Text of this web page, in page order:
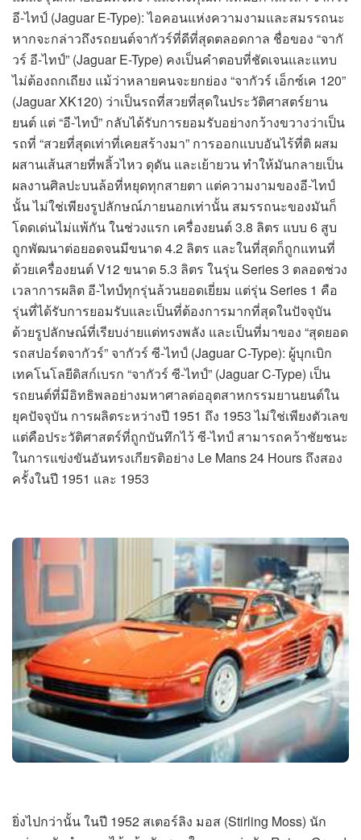
อี-ไทป์ (Jaguar E-Type): ไอคอนแห่งความงามและสมรรถนะ
หากจะกล่าวถึงรถยนต์จากัวร์ที่ดีที่สุดตลอดกาล ชื่อของ “จากั
วร์ อี-ไทป์” (Jaguar E-Type) คงเป็นคำตอบที่ชัดเจนและแทบ
ไม่ต้องถกเถียง แม้ว่าหลายคนจะยกย่อง “จากัวร์ เอ็กซ์เค 120”
(Jaguar XK120) ว่าเป็นรถที่สวยที่สุดในประวัติศาสตร์ยาน
ยนต์ แต่ “อี-ไทป์” กลับได้รับการยอมรับอย่างกว้างขวางว่าเป็น
รถที่ “สวยที่สุดเท่าที่เคยสร้างมา” การออกแบบอันไร้ที่ติ ผสม
ผสานเส้นสายที่พลิ้วไหว ดุดัน และเย้ายวน ทำให้มันกลายเป็น
ผลงานศิลปะบนล้อที่หยุดทุกสายตา แต่ความงามของอี-ไทป์
นั้น ไม่ใช่เพียงรูปลักษณ์ภายนอกเท่านั้น สมรรถนะของมันก็
โดดเด่นไม่แพ้กัน ในช่วงแรก เครื่องยนต์ 3.8 ลิตร แบบ 6 สูบ
ถูกพัฒนาต่อยอดจนมีขนาด 4.2 ลิตร และในที่สุดก็ถูกแทนที่
ด้วยเครื่องยนต์ V12 ขนาด 5.3 ลิตร ในรุ่น Series 3 ตลอดช่วง
เวลาการผลิต อี-ไทป์ทุกรุ่นล้วนยอดเยี่ยม แต่รุ่น Series 1 คือ
รุ่นที่ได้รับการยอมรับและเป็นที่ต้องการมากที่สุดในปัจจุบัน
ด้วยรูปลักษณ์ที่เรียบง่ายแต่ทรงพลัง และเป็นที่มาของ “สุดยอด
รถสปอร์ตจากัวร์” จากัวร์ ซี-ไทป์ (Jaguar C-Type): ผู้บุกเบิก
เทคโนโลยีดิสก์เบรก “จากัวร์ ซี-ไทป์” (Jaguar C-Type) เป็น
รถยนต์ที่มีอิทธิพลอย่างมหาศาลต่ออุตสาหกรรมยานยนต์ใน
ยุคปัจจุบัน การผลิตระหว่างปี 1951 ถึง 1953 ไม่ใช่เพียงตัวเลข
แต่คือประวัติศาสตร์ที่ถูกบันทึกไว้ ซี-ไทป์ สามารถคว้าชัยชนะ
ในการแข่งขันอันทรงเกียรติอย่าง Le Mans 24 Hours ถึงสอง
ครั้งในปี 1951 และ 1953
ยิ่งไปกว่านั้น ในปี 1952 สเตอร์ลิง มอส (Stirling Moss) นัก